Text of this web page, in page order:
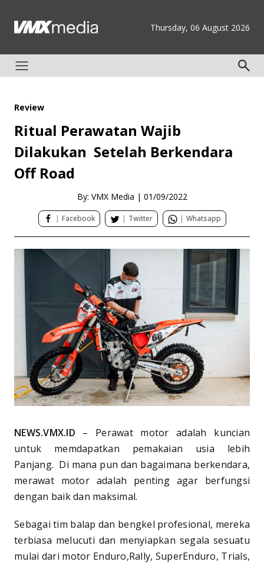
Thursday, 06 August 2026
Review
Ritual Perawatan Wajib
Dilakukan Setelah Berkendara
Off Road
By: VMX Media | 01/09/2022
| Facebook | Twitter | Whatsapp
NEWS.VMX.ID – Perawat motor adalah kuncian
untuk memdapatkan pemakaian usia lebih
Panjang. Di mana pun dan bagaimana berkendara,
merawat motor adalah penting agar berfungsi
dengan baik dan maksimal.
Sebagai tim balap dan bengkel profesional, mereka
terbiasa melucuti dan menyiapkan segala sesuatu
mulai dari motor Enduro,Rally, SuperEnduro, Trials,